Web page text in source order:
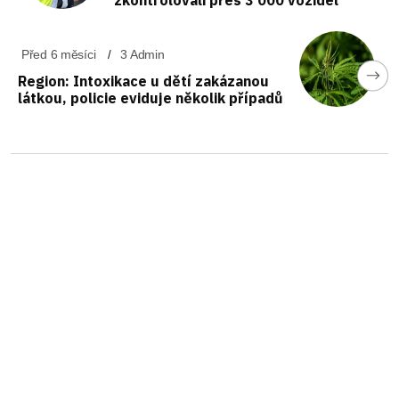
Před 6 měsíci 3 Admin
Region: Intoxikace u dětí zakázanou
látkou, policie eviduje několik případů